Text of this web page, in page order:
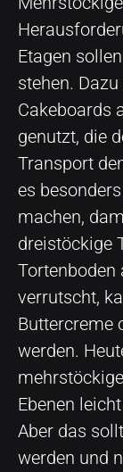
Etagen
stehen.
Cakeboards
genutzt, die
Transport
es
machen,
dreistöckige
Tortenboden
verrutscht,
Buttercreme
werden.
Ebenen
Aber das
werden und